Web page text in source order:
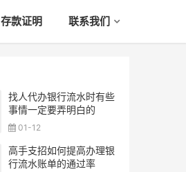
存款证明 联系我们
找人代办银行流水时有些
事情一定要弄明白的
01-12
高手支招如何提高办理银
行流水账单的通过率